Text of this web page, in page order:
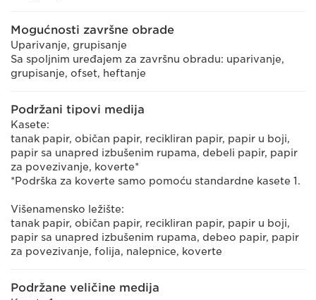
Mogućnosti završne obrade
Uparivanje, grupisanje
Sa spoljnim uređajem za završnu obradu: uparivanje,
grupisanje, ofset, heftanje
Podržani tipovi medija
Kasete:
tanak papir, običan papir, recikliran papir, papir u boji,
papir sa unapred izbušenim rupama, debeli papir, papir
za povezivanje, koverte*
*Podrška za koverte samo pomoću standardne kasete 1.
Višenamensko ležište:
tanak papir, običan papir, recikliran papir, papir u boji,
papir sa unapred izbušenim rupama, debeo papir, papir
za povezivanje, folija, nalepnice, koverte
Podržane veličine medija